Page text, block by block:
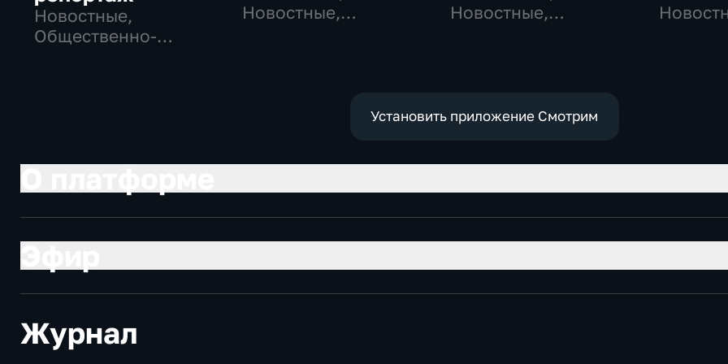
Новостные,
Общественно-
Новостные,
Новостные,
Установить приложение Смотрим
Журнал